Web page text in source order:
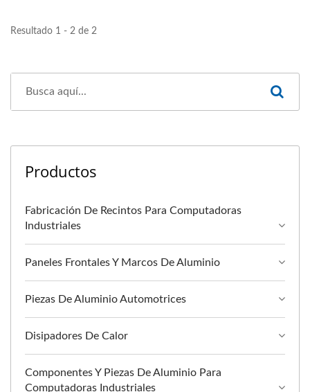
Resultado 1 - 2 de 2
Productos
Fabricación De Recintos Para Computadoras
Industriales
Paneles Frontales Y Marcos De Aluminio
Piezas De Aluminio Automotrices
Disipadores De Calor
Componentes Y Piezas De Aluminio Para
Computadoras Industriales